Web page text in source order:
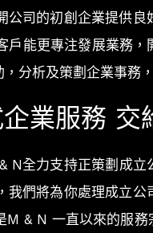
司的初創企業提供
能更專注發展業務
分析及策劃企業事務
業服務 交
N全力支持正策劃成
們將為你處理成立
& N 一直以來的服